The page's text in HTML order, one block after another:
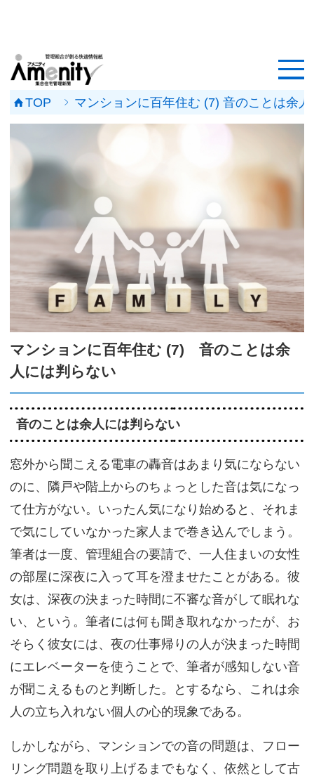
記事一覧
マンション改修ナビ
メンテナンス会社
マンションメンテの無料相談
媒体資料
会社概要
サイトマップ
TOP マンションに百年住む (7) 音のことは余
マンションに百年住む (7) 音のことは余
人には判らない
音のことは余人には判らない
窓外から聞こえる電車の轟音はあまり気にならない
のに、隣戸や階上からのちょっとした音は気になっ
て仕方がない。いったん気になり始めると、それま
で気にしていなかった家人まで巻き込んでしまう。
筆者は一度、管理組合の要請で、一人住まいの女性
の部屋に深夜に入って耳を澄ませたことがある。彼
女は、深夜の決まった時間に不審な音がして眠れな
い、という。筆者には何も聞き取れなかったが、お
そらく彼女には、夜の仕事帰りの人が決まった時間
にエレベーターを使うことで、筆者が感知しない音
が聞こえるものと判断した。とするなら、これは余
人の立ち入れない個人の心的現象である。
しかしながら、マンションでの音の問題は、フロー
リング問題を取り上げるまでもなく、依然として古